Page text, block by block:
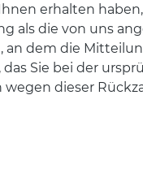
erhalten
als die von uns
dem die
Sie bei der
dieser